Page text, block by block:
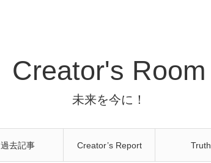
Creator's Room
未来を今に！
過去記事 Creator’s Report Truth